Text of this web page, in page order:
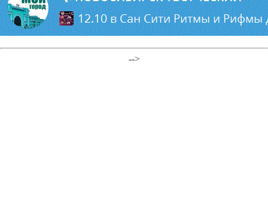
-->